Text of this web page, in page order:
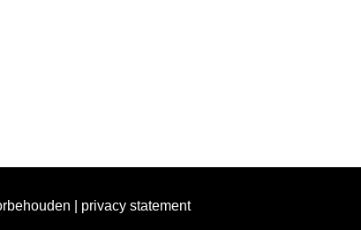
| privacy statement